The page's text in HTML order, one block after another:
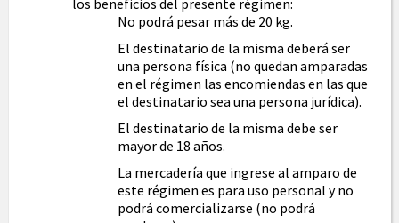
los beneficios del presente régimen:
No podrá pesar más de 20 kg.
El destinatario de la misma deberá ser
una persona física (no quedan amparadas
en el régimen las encomiendas en las que
el destinatario sea una persona jurídica).
El destinatario de la misma debe ser
mayor de 18 años.
La mercadería que ingrese al amparo de
este régimen es para uso personal y no
podrá comercializarse (no podrá